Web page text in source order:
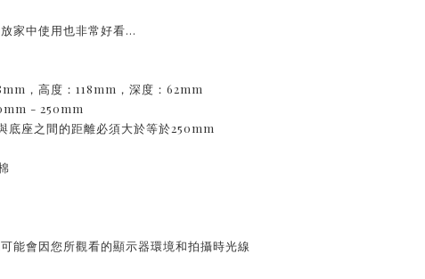
家中使用也非常好看...
，高度：118mm，深度：62mm
- 250mm
底座之間的距離必須大於等於250mm
能會因您所觀看的顯示器環境和拍攝時光線